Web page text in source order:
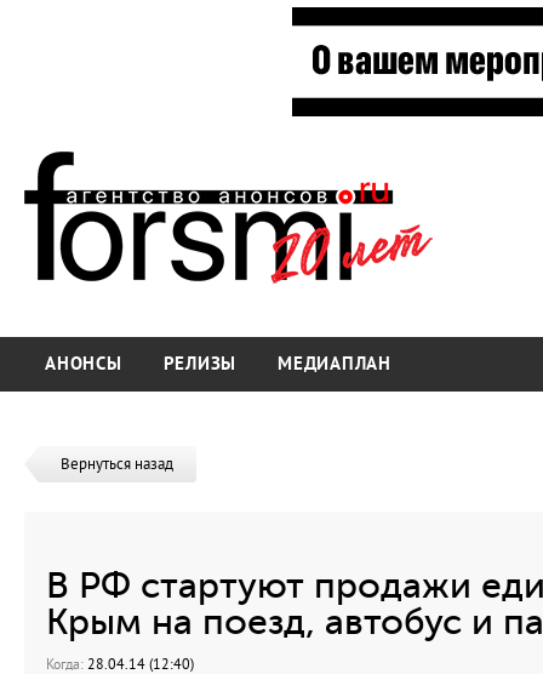
АНОНСЫ РЕЛИЗЫ МЕДИАПЛАН
Вернуться назад
В РФ стартуют продажи
Крым на поезд, автобус и
Когда: 28.04.14 (12:40)